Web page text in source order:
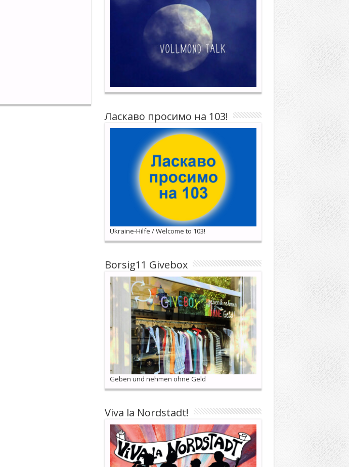
Ласкаво просимо на 103!
Ukraine-Hilfe / Welcome to 103!
Borsig11 Givebox
Geben und nehmen ohne Geld
Viva la Nordstadt!